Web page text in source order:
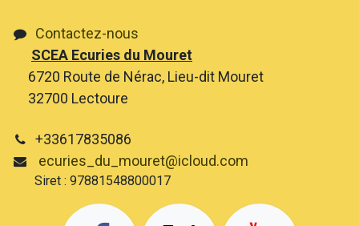
Contactez-nous
SCEA Ecuries du Mouret
6720 Route de Nérac, Lieu-dit Mouret
32700 Lectoure
+33617835086
ecuries_du_mouret@icloud.com
Siret : 97881548800017